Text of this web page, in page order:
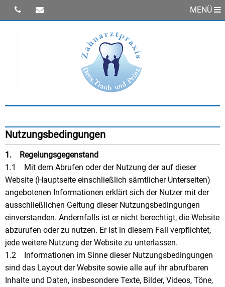
MENÜ
Nutzungsbedingungen
1. Regelungsgegenstand
1.1 Mit dem Abrufen oder der Nutzung der auf dieser
Website (Hauptseite einschließlich sämtlicher Unterseiten)
angebotenen Informationen erklärt sich der Nutzer mit der
ausschließlichen Geltung dieser Nutzungsbedingungen
einverstanden. Andernfalls ist er nicht berechtigt, die Website
abzurufen oder zu nutzen. Er ist in diesem Fall verpflichtet,
jede weitere Nutzung der Website zu unterlassen.
1.2 Informationen im Sinne dieser Nutzungsbedingungen
sind das Layout der Website sowie alle auf ihr abrufbaren
Inhalte und Daten, insbesondere Texte, Bilder, Videos, Töne,